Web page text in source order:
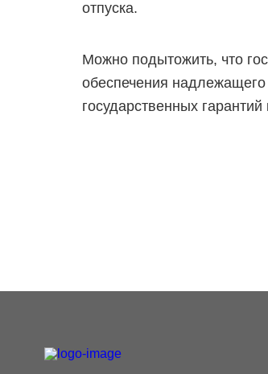
отпуска.
Можно подытожить, что
обеспечения
государственных